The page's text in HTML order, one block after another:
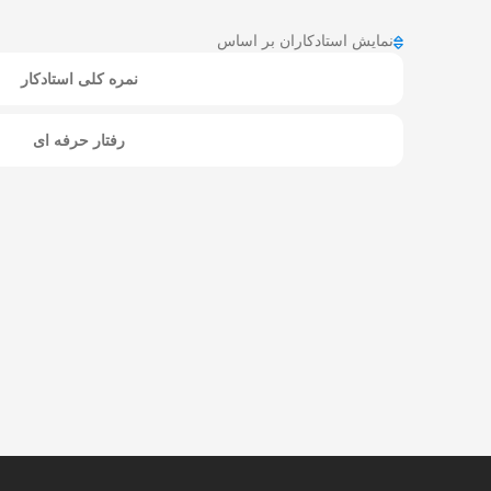
نمایش استادکاران بر اساس
نمره کلی استادکار
رفتار حرفه ای